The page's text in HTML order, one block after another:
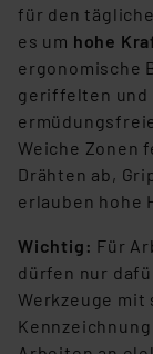
für den
es um hohe
ergonomische
geriffelten und
Weiche Zonen
Drähten ab,
erlauben hohe
Wichtig: Für
dürfen nur
Werkzeuge mit